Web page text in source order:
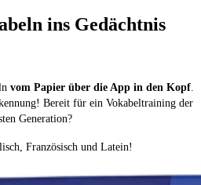
ins Gedächtnis
vom Papier über die App in den Kopf
Bereit für ein Vokabeltraining der
Generation?
Französisch und Latein!